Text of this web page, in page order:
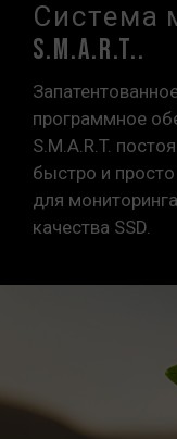
Система
S.M.A.R.T..
программное
S.M.A.R.T.
быстро и
для
качества SSD.